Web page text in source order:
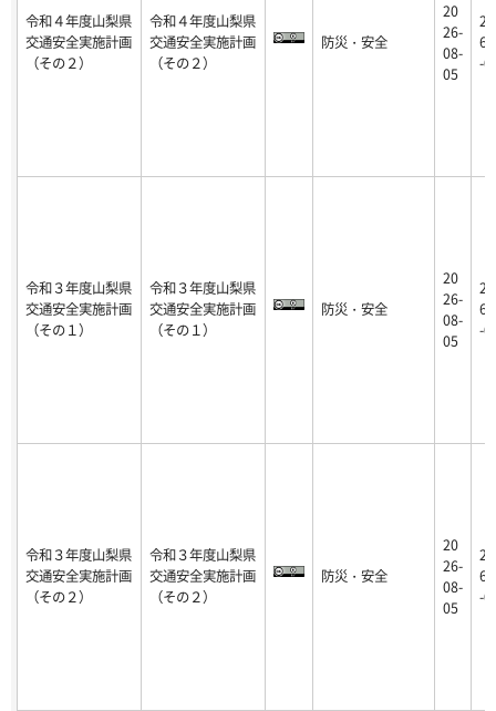
令和４年度山梨県
交通安全実施計画
（その２）
令和４年度山梨県
交通安全実施計画
（その２）
防災・安全
20
26-
08-
05
6-
-
令和３年度山梨県
交通安全実施計画
（その１）
令和３年度山梨県
交通安全実施計画
（その１）
防災・安全
20
26-
08-
05
6-
-
令和３年度山梨県
交通安全実施計画
（その２）
令和３年度山梨県
交通安全実施計画
（その２）
防災・安全
20
26-
08-
05
6-
-